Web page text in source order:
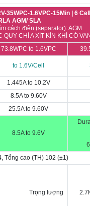
35WPC-1.6VPC-15Min | 6
AGM/ SLA
cách điện (separator): AGM
QUY CHÌ A XÍT KÍN KHÍ CÓ
73.8WPC to 1.6VPC
to 1.6V/Cell
1.445A to 10.2V
8.5A to 9.60V
25.5A to 9.60V
8.5A to 9.6V
Tổng cao (TH) 102 (±1)
Trọng lượng